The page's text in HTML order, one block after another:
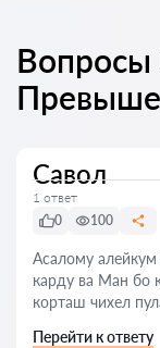
Вопросы
Савол
1 ответ
0
100
Асалому
карду ва Ман бо
корташ чихел
Перейти к ответу